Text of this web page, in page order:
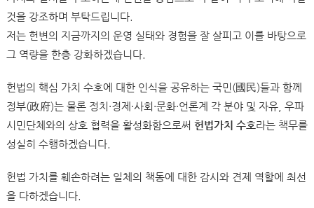
것을 강조하며 부탁드립니다.
저는 헌변의 지금까지의 운영 실태와 경험을 잘 살피고 이를 바탕으로
그 역량을 한층 강화하겠습니다.
헌법의 핵심 가치 수호에 대한 인식을 공유하는 국민(國民)들과 함께
정부(政府)는 물론 정치·경제·사회·문화·언론계 각 분야 및 자유, 우파
시민단체와의 상호 협력을 활성화함으로써 헌법가치 수호라는 책무를
성실히 수행하겠습니다.
헌법 가치를 훼손하려는 일체의 책동에 대한 감시와 견제 역할에 최선
을 다하겠습니다.